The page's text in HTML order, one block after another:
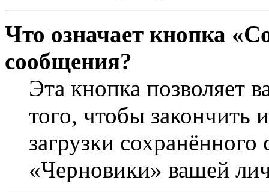
Что означает кнопка
сообщения?
Эта кнопка позволяет
того, чтобы закончить
загрузки
«Черновики» вашей